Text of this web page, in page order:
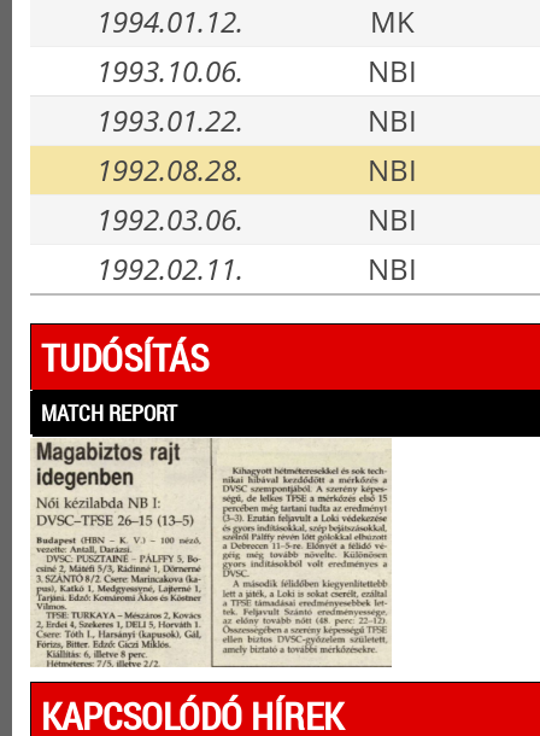
1994.01.12.
MK
1993.10.06.
NBI
1993.01.22.
NBI
1992.08.28.
NBI
1992.03.06.
NBI
1992.02.11.
NBI
TUDÓSÍTÁS
MATCH REPORT
KAPCSOLÓDÓ HÍREK